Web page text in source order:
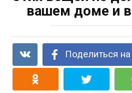
вашем доме и
Поделиться